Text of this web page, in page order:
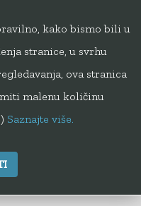
pčela"
kako bismo bili u
stranice, u svrhu
ova stranica
malenu količinu
Saznajte više.